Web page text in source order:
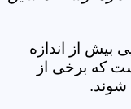
بیش از اندازه
که برخی از
شوند.